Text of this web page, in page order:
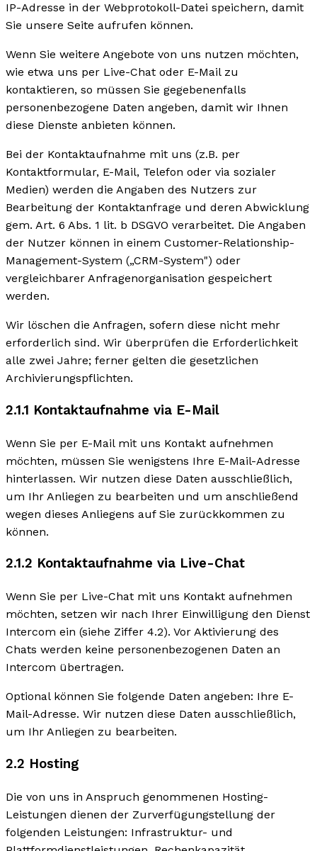
IP-Adresse in der Webprotokoll-Datei speichern, damit
Sie unsere Seite aufrufen können.
Wenn Sie weitere Angebote von uns nutzen möchten,
wie etwa uns per Live-Chat oder E-Mail zu
kontaktieren, so müssen Sie gegebenenfalls
personenbezogene Daten angeben, damit wir Ihnen
diese Dienste anbieten können.
Bei der Kontaktaufnahme mit uns (z.B. per
Kontaktformular, E-Mail, Telefon oder via sozialer
Medien) werden die Angaben des Nutzers zur
Bearbeitung der Kontaktanfrage und deren Abwicklung
gem. Art. 6 Abs. 1 lit. b DSGVO verarbeitet. Die Angaben
der Nutzer können in einem Customer-Relationship-
Management-System („CRM-System") oder
vergleichbarer Anfragenorganisation gespeichert
werden.
Wir löschen die Anfragen, sofern diese nicht mehr
erforderlich sind. Wir überprüfen die Erforderlichkeit
alle zwei Jahre; ferner gelten die gesetzlichen
Archivierungspflichten.
2.1.1 Kontaktaufnahme via E-Mail
Wenn Sie per E-Mail mit uns Kontakt aufnehmen
möchten, müssen Sie wenigstens Ihre E-Mail-Adresse
hinterlassen. Wir nutzen diese Daten ausschließlich,
um Ihr Anliegen zu bearbeiten und um anschließend
wegen dieses Anliegens auf Sie zurückkommen zu
können.
2.1.2 Kontaktaufnahme via Live-Chat
Wenn Sie per Live-Chat mit uns Kontakt aufnehmen
möchten, setzen wir nach Ihrer Einwilligung den Dienst
Intercom ein (siehe Ziffer 4.2). Vor Aktivierung des
Chats werden keine personenbezogenen Daten an
Intercom übertragen.
Optional können Sie folgende Daten angeben: Ihre E-
Mail-Adresse. Wir nutzen diese Daten ausschließlich,
um Ihr Anliegen zu bearbeiten.
2.2 Hosting
Die von uns in Anspruch genommenen Hosting-
Leistungen dienen der Zurverfügungstellung der
folgenden Leistungen: Infrastruktur- und